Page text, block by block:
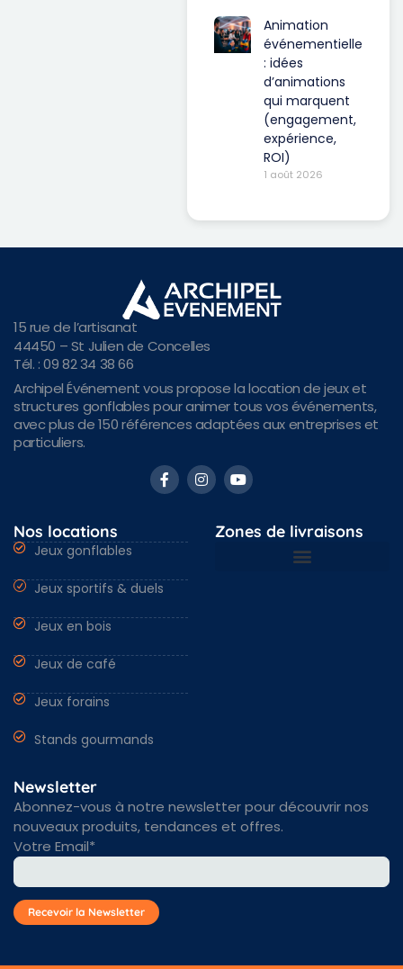
Animation
événementielle
: idées
d’animations
qui marquent
(engagement,
expérience,
ROI)
1 août 2026
15 rue de l’artisanat
44450 – St Julien de Concelles
Tél. : 09 82 34 38 66
Archipel Événement vous propose la location de jeux et
structures gonflables pour animer tous vos événements,
avec plus de 150 références adaptées aux entreprises et
particuliers.
Nos locations
Jeux gonflables
Jeux sportifs & duels
Jeux en bois
Jeux de café
Jeux forains
Stands gourmands
Zones de livraisons
Newsletter
Abonnez-vous à notre newsletter pour découvrir nos
nouveaux produits, tendances et offres.
Votre Email*